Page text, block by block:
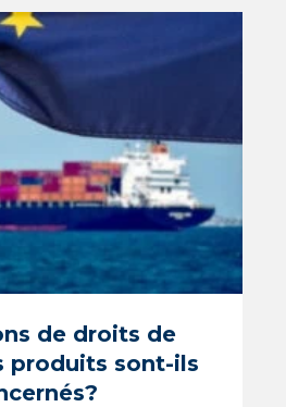
de droits de
produits sont-ils